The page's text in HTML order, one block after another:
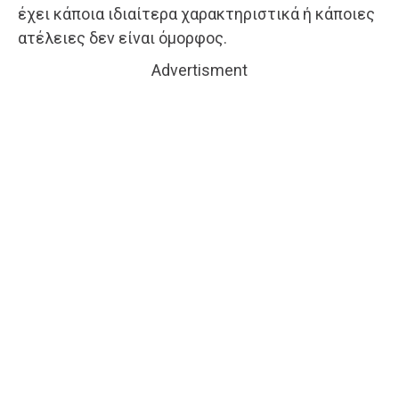
έχει κάποια ιδιαίτερα χαρακτηριστικά ή κάποιες
ατέλειες δεν είναι όμορφος.
Advertisment